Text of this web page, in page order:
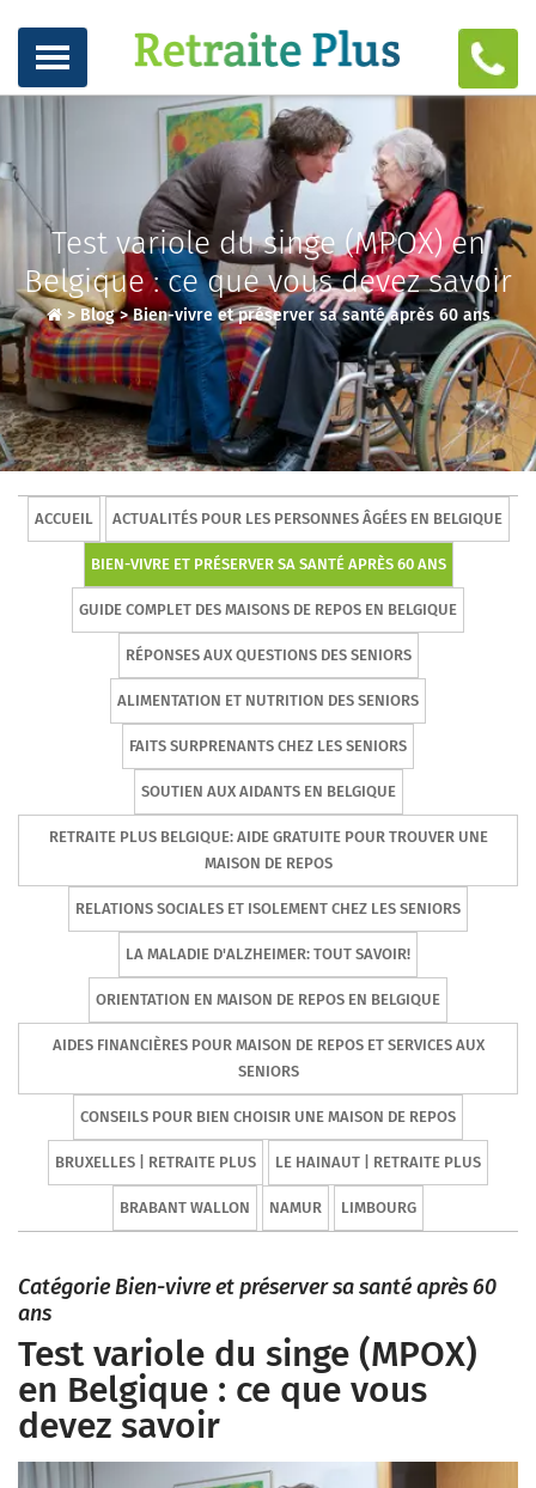
Test variole du singe (MPOX) en
Belgique : ce que vous devez savoir
> Blog>Bien-vivre et préserver sa santé après 60 ans
ACCUEIL ACTUALITÉS POUR LES PERSONNES ÂGÉES EN BELGIQUE
BIEN-VIVRE ET PRÉSERVER SA SANTÉ APRÈS 60 ANS
GUIDE COMPLET DES MAISONS DE REPOS EN BELGIQUE
RÉPONSES AUX QUESTIONS DES SENIORS
ALIMENTATION ET NUTRITION DES SENIORS
FAITS SURPRENANTS CHEZ LES SENIORS
SOUTIEN AUX AIDANTS EN BELGIQUE
RETRAITE PLUS BELGIQUE: AIDE GRATUITE POUR TROUVER UNE
MAISON DE REPOS
RELATIONS SOCIALES ET ISOLEMENT CHEZ LES SENIORS
LA MALADIE D'ALZHEIMER: TOUT SAVOIR!
ORIENTATION EN MAISON DE REPOS EN BELGIQUE
AIDES FINANCIÈRES POUR MAISON DE REPOS ET SERVICES AUX
SENIORS
CONSEILS POUR BIEN CHOISIR UNE MAISON DE REPOS
BRUXELLES | RETRAITE PLUS LE HAINAUT | RETRAITE PLUS
BRABANT WALLON NAMUR LIMBOURG
Catégorie Bien-vivre et préserver sa santé après 60
ans
Test variole du singe (MPOX)
en Belgique : ce que vous
devez savoir